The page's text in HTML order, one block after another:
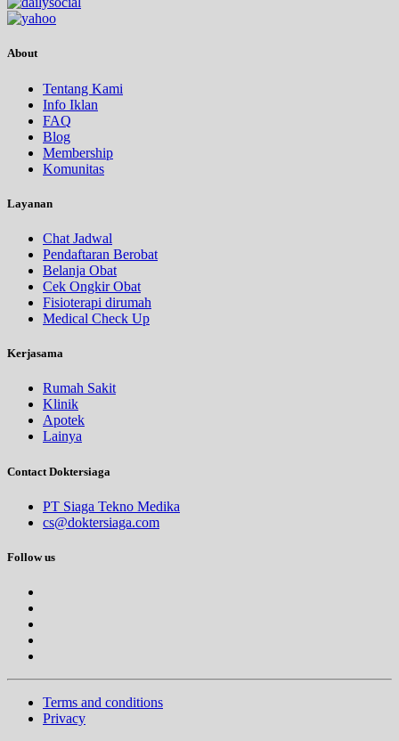
About
Tentang Kami
Info Iklan
FAQ
Blog
Membership
Komunitas
Layanan
Chat Jadwal
Pendaftaran Berobat
Belanja Obat
Cek Ongkir Obat
Fisioterapi dirumah
Medical Check Up
Kerjasama
Rumah Sakit
Klinik
Apotek
Lainya
Contact Doktersiaga
PT Siaga Tekno Medika
cs@doktersiaga.com
Follow us
Terms and conditions
Privacy